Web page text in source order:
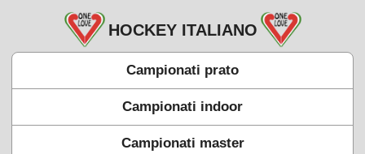
HOCKEY ITALIANO
Campionati prato
Campionati indoor
Campionati master